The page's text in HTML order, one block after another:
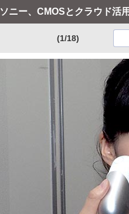
ソニー、CMOSとクラウド活
(1/18)